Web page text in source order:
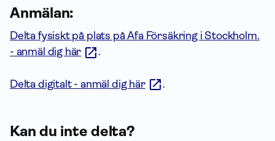
Anmälan:
Delta fysiskt på plats på Afa Försäkring i Stockholm.
- anmäl dig här
.
Delta digitalt - anmäl dig här .
Kan du inte delta?